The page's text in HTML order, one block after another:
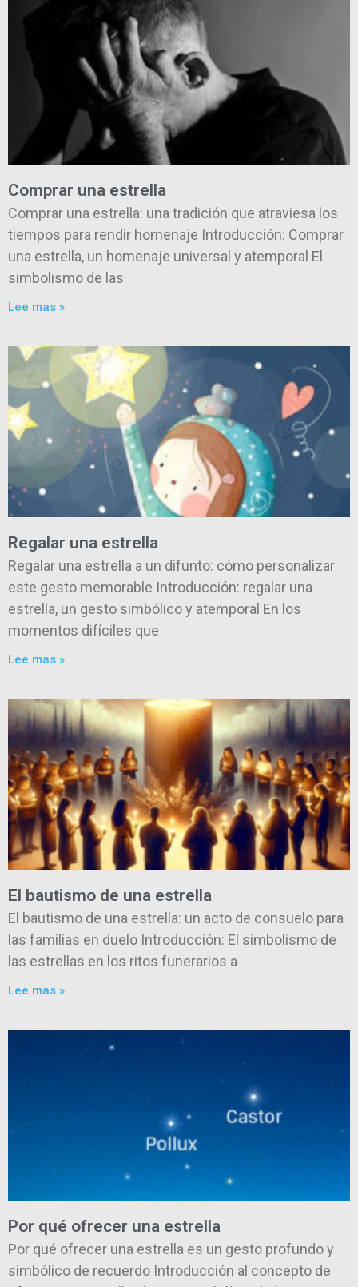
Comprar una estrella
Comprar una estrella: una tradición que atraviesa los
tiempos para rendir homenaje Introducción: Comprar
una estrella, un homenaje universal y atemporal El
simbolismo de las
Lee mas »
Regalar una estrella
Regalar una estrella a un difunto: cómo personalizar
este gesto memorable Introducción: regalar una
estrella, un gesto simbólico y atemporal En los
momentos difíciles que
Lee mas »
El bautismo de una estrella
El bautismo de una estrella: un acto de consuelo para
las familias en duelo Introducción: El simbolismo de
las estrellas en los ritos funerarios a
Lee mas »
Por qué ofrecer una estrella
Por qué ofrecer una estrella es un gesto profundo y
simbólico de recuerdo Introducción al concepto de